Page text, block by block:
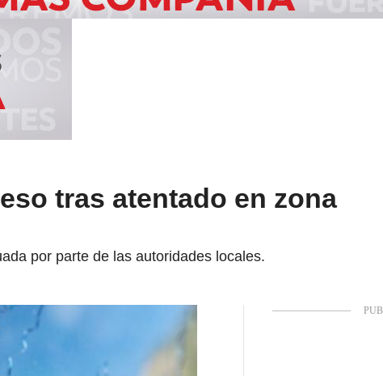
tras atentado en zona
por parte de las autoridades locales.